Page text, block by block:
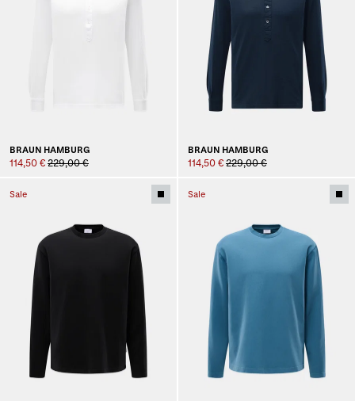
BRAUN HAMBURG
114,50 € 229,00 €
BRAUN HAMBURG
114,50 € 229,00 €
Sale Sale